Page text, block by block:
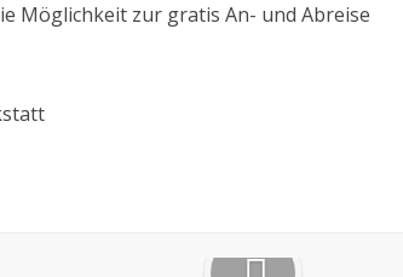
Möglichkeit zur gratis An- und Abreise